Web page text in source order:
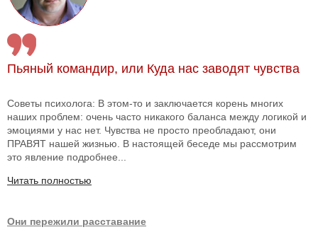
Пьяный командир, или Куда нас заводят чувства
Советы психолога: В этом-то и заключается корень многих
наших проблем: очень часто никакого баланса между логикой и
эмоциями у нас нет. Чувства не просто преобладают, они
ПРАВЯТ нашей жизнью. В настоящей беседе мы рассмотрим
это явление подробнее...
Читать полностью
Они пережили расставание